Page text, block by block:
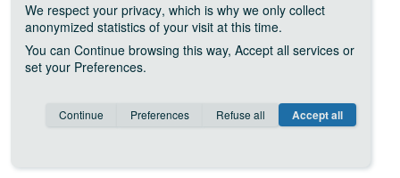
We respect your privacy, which is why we only collect
anonymized statistics of your visit at this time.
You can Continue browsing this way, Accept all services or
set your Preferences.
Consent cookie learn more
Continue Preferences Refuse all Accept all
Anonymous Invisible Save